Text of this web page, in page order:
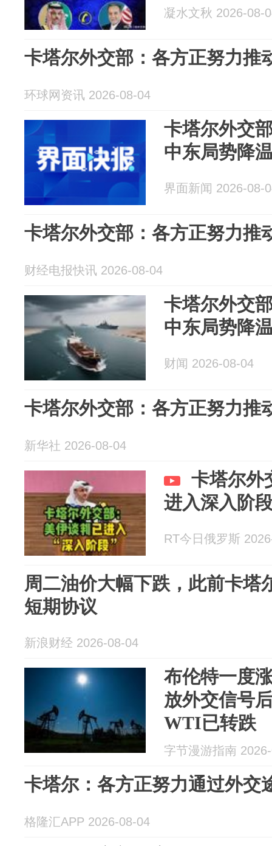
凝水文秋 2026-08-
卡塔尔外交部：各方正努力推
环球网资讯 2026-08-04
卡塔尔外交
中东局势降
界面新闻 2026-08-
卡塔尔外交部：各方正努力推
财经电报快讯 2026-08-04
卡塔尔外交
中东局势降
财闻 2026-08-04
卡塔尔外交部：各方正努力推
新华社 2026-08-04
卡塔尔外
进入深入阶
RT今日俄罗斯
周二油价大幅下跌，此前卡塔
短期协议
新浪财经 2026-08-04
布伦特一度
放外交信号
WTI已转跌
字节漫游指南
卡塔尔：各方正努力通过外交
格隆汇APP 2026-08-04